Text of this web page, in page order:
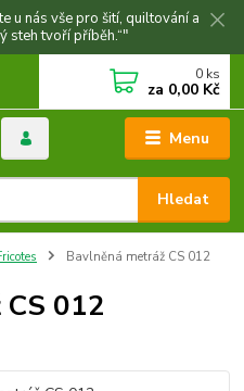
u nás vše pro šití, quiltování a
steh tvoří příběh.“"
Menu
Hledat
0 ks
za 0,00 Kč
Bavlněná metráž CS 012
012